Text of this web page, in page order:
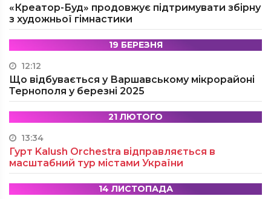
«Креатор-Буд» продовжує підтримувати збірну
з художньої гімнастики
19 БЕРЕЗНЯ
12:12
Що відбувається у Варшавському мікрорайоні
Тернополя у березні 2025
21 ЛЮТОГО
13:34
Гурт Kalush Orchestra відправляється в
масштабний тур містами України
14 ЛИСТОПАДА